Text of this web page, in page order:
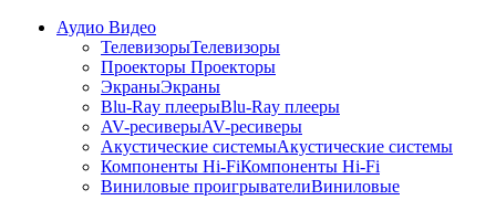
Аудио Видео
ТелевизорыТелевизоры
Проекторы Проекторы
ЭкраныЭкраны
Blu-Ray плеерыBlu-Ray плееры
AV-ресиверыAV-ресиверы
Акустические системыАкустические системы
Компоненты Hi-FiКомпоненты Hi-Fi
Виниловые проигрывателиВиниловые